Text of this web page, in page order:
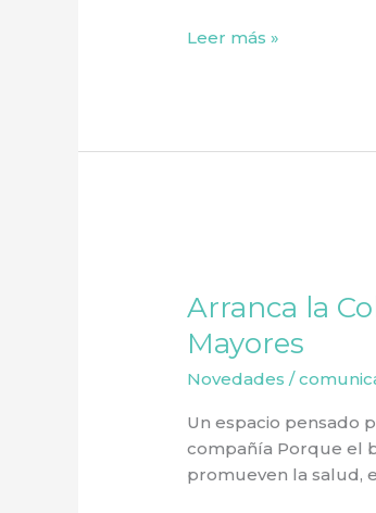
Leer más »
Arranca la
Mayores
Novedades /
Un espacio pensado
compañía Porque el
promueven la salud,
Colonia
de
Verano
2026
Personas
Mayores